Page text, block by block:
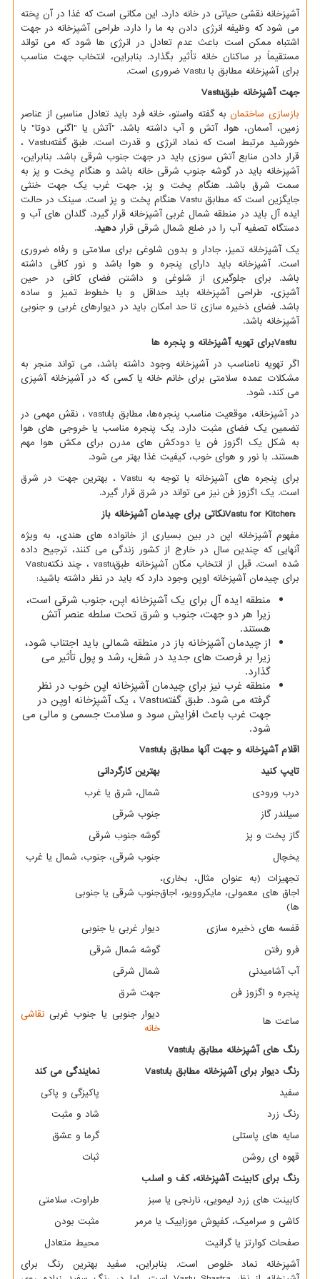
آشپزخانه نقشی حیاتی در خانه دارد. این مکانی است که غذا در آن پخته
می شود که وظیفه انرژی دادن به ما را دارد. طراحی آشپزخانه در جهت
اشتباه ممکن است باعث عدم تعادل در انرژی ها شود که می تواند
مستقیماً بر ساکنان خانه تأثیر بگذارد. بنابراین، انتخاب جهت مناسب
برای آشپزخانه مطابق با Vastu ضروری است.
جهت آشپزخانه طبقVastu
بازسازی ساختمانبه گفته واستو، خانه فرد باید تعادل مناسبی از عناصر
زمین، آسمان، هوا، آتش و آب داشته باشد. "آتش یا "اگنی دوتا" با
خورشید مرتبط است که نماد انرژی و قدرت است. طبق گفتهVastu ،
قرار دادن منابع آتش سوزی باید در جهت جنوب شرقی باشد. بنابراین،
آشپزخانه باید در گوشه جنوب شرقی خانه باشد و هنگام پخت و پز به
سمت شرق باشد. هنگام پخت و پز، جهت غرب یک جهت خنثی
جایگزین است که مطابق Vastu هنگام پخت و پز است. سینک در حالت
ایده آل باید در منطقه شمال غربی آشپزخانه قرار گیرد. گلدان های آب و
دستگاه تصفیه آب را در ضلع شمال شرقی قرار دهید.
یک آشپزخانه تمیز، جادار و بدون شلوغی برای سلامتی و رفاه ضروری
است. آشپزخانه باید دارای پنجره و هوا باشد و نور کافی داشته
باشد. برای جلوگیری از شلوغی و داشتن فضای کافی در حین
آشپزی، طراحی آشپزخانه باید حداقل و با خطوط تمیز و ساده
باشد. فضای ذخیره سازی تا حد امکان باید در دیوارهای غربی و جنوبی
آشپزخانه باشد.
Vastuبرای تهویه آشپزخانه و پنجره ها
اگر تهویه نامناسب در آشپزخانه وجود داشته باشد، می تواند منجر به
مشکلات عمده سلامتی برای خانم خانه یا کسی که در آشپزخانه آشپزی
می کند، شود.
در آشپزخانه، موقعیت مناسب پنجره‌ها، مطابق باvastu، نقش مهمی در
تضمین یک فضای مثبت دارد. یک پنجره مناسب یا خروجی های هوا
به شکل یک اگزوز فن یا دودکش های مدرن برای مکش هوا مهم
هستند. با نور و هوای خوب، کیفیت غذا بهتر می شود.
برای پنجره های آشپزخانه با توجه به Vastu ، بهترین جهت در شرق
است. یک اگزوز فن نیز می تواند در شرق قرار گیرد.
Vastu for Kitchen:نکاتی برای چیدمان آشپزخانه باز
مفهوم آشپزخانه اپن در بین بسیاری از خانواده های هندی، به ویژه
آنهایی که چندین سال در خارج از کشور زندگی می کنند، ترجیح داده
شده است. قبل از انتخاب مکان آشپزخانه طبقvastu، چند نکتهVastu
برای چیدمان آشپزخانه اوپن وجود دارد که باید در نظر داشته باشید:
منطقه ایده آل برای یک آشپزخانه اپن، جنوب شرقی است،
زیرا هر دو جهت، جنوب و شرق تحت سلطه عنصر آتش
هستند.
از چیدمان آشپزخانه باز در منطقه شمالی باید اجتناب شود،
زیرا بر فرصت های جدید در شغل، رشد و پول تأثیر می
گذارد.
منطقه غرب نیز برای چیدمان آشپزخانه اپن خوب در نظر
گرفته می شود. طبق گفتهVastu ، یک آشپزخانه اوپن در
جهت غرب باعث افزایش سود و سلامت جسمی و مالی می
شود.
اقلام آشپزخانه و جهت آنها مطابق باVastu
تایپ کنید
بهترین کارگردانی
درب ورودی
شمال، شرق یا غرب
سیلندر گاز
جنوب شرقی
گاز پخت و پز
گوشه جنوب شرقی
یخچال
جنوب شرقی، جنوب، شمال یا غرب
تجهیزات (به عنوان مثال، بخاری،
اجاق های معمولی، مایکروویو، اجاق
ها)
جنوب شرقی یا جنوبی
قفسه های ذخیره سازی
دیوار غربی یا جنوبی
فرو رفتن
گوشه شمال شرقی
آب آشامیدنی
شمال شرقی
پنجره و اگزوز فن
جهت شرق
ساعت ها
دیوار جنوبی یا جنوب غربی نقاشی
خانه
رنگ های آشپزخانه مطابق باVastu
رنگ دیوار برای آشپزخانه مطابق باVastu
نمایندگی می کند
سفید
پاکیزگی و پاکی
رنگ زرد
شاد و مثبت
سایه های پاستلی
گرما و عشق
قهوه ای روشن
ثبات
رنگ برای کابینت آشپزخانه، کف و اسلب
کابینت های زرد لیمویی، نارنجی یا سبز
طراوت، سلامتی
کاشی و سرامیک، کفپوش موزاییک یا مرمر
مثبت بودن
صفحات کوارتز یا گرانیت
محیط متعادل
آشپزخانه نماد خلوص است. بنابراین، سفید بهترین رنگ برای